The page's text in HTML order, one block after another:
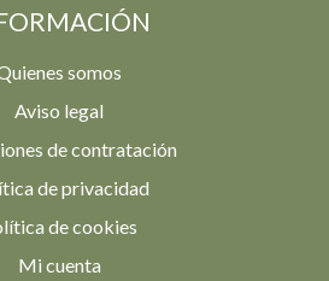
somos
Aviso legal
de contratación
de privacidad
de cookies
Mi cuenta